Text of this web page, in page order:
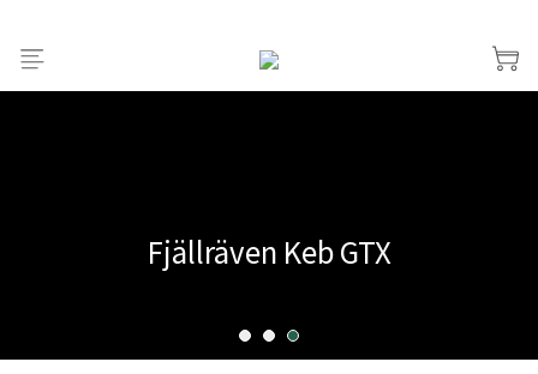
Fjällräven Keb GTX